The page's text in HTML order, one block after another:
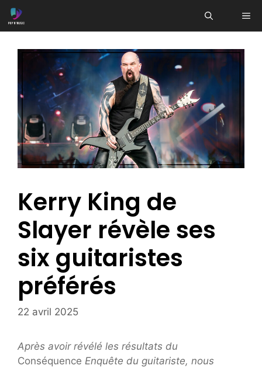
Aller
au
Kerry King de
Slayer révèle ses
six guitaristes
préférés
22 avril 2025
Après avoir révélé les résultats du
Conséquence Enquête du guitariste, nous